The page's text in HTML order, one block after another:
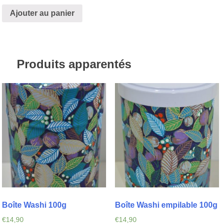
Ajouter au panier
Produits apparentés
Boîte Washi 100g
€14,90
Boîte Washi empilable 100g
€14,90